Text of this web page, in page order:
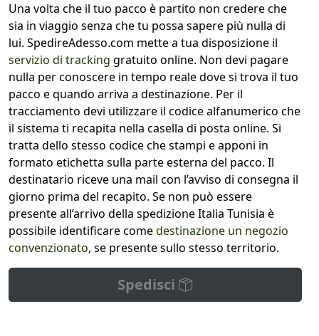
Una volta che il tuo pacco è partito non credere che
sia in viaggio senza che tu possa sapere più nulla di
lui. SpedireAdesso.com mette a tua disposizione il
servizio di tracking gratuito online. Non devi pagare
nulla per conoscere in tempo reale dove si trova il tuo
pacco e quando arriva a destinazione. Per il
tracciamento devi utilizzare il codice alfanumerico che
il sistema ti recapita nella casella di posta online. Si
tratta dello stesso codice che stampi e apponi in
formato etichetta sulla parte esterna del pacco. Il
destinatario riceve una mail con l’avviso di consegna il
giorno prima del recapito. Se non può essere
presente all’arrivo della spedizione Italia Tunisia è
possibile identificare comedestinazione un negozio
convenzionato, se presente sullo stesso territorio.
Spedisci